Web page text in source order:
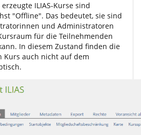
ILIAS-Kurse sind
"Offline". Das bedeutet, sie sind
und Administratoren
für die Teilnehmenden
In diesem Zustand finden die
Kurs auch nicht auf dem